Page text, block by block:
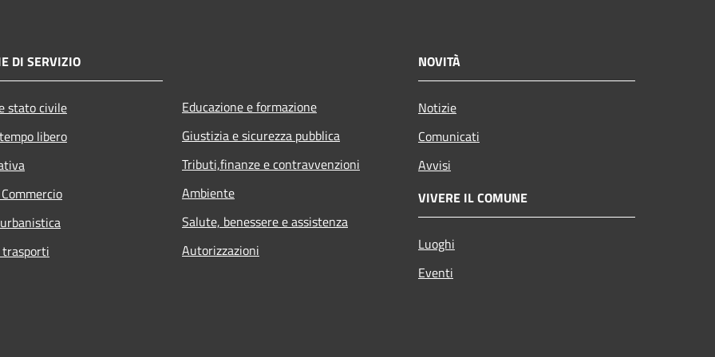
DI SERVIZIO
stato civile
libero
Educazione e formazione
Giustizia e sicurezza pubblica
Tributi,finanze e contravvenzioni
Ambiente
Salute, benessere e assistenza
Autorizzazioni
NOVITÀ
Notizie
Comunicati
Avvisi
VIVERE IL COMUNE
Luoghi
Eventi